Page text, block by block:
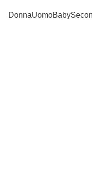
DonnaUomoBaby